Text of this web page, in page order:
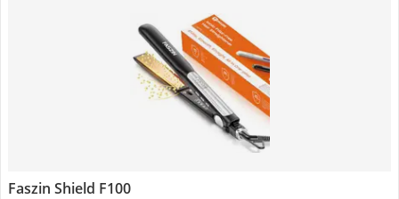
Faszin Shield F100